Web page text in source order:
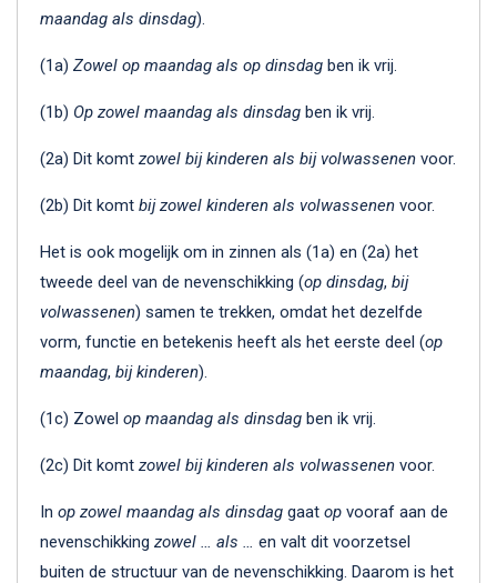
maandag als dinsdag).
(1a) Zowel op maandag als op dinsdag ben ik vrij.
(1b) Op zowel maandag als dinsdag ben ik vrij.
(2a) Dit komt zowel bij kinderen als bij volwassenen voor.
(2b) Dit komt bij zowel kinderen als volwassenen voor.
Het is ook mogelijk om in zinnen als (1a) en (2a) het
tweede deel van de nevenschikking (op dinsdag, bij
volwassenen) samen te trekken, omdat het dezelfde
vorm, functie en betekenis heeft als het eerste deel (op
maandag, bij kinderen).
(1c) Zowel op maandag als dinsdag ben ik vrij.
(2c) Dit komt zowel bij kinderen als volwassenen voor.
In op zowel maandag als dinsdag gaat op vooraf aan de
nevenschikking zowel … als … en valt dit voorzetsel
buiten de structuur van de nevenschikking. Daarom is het